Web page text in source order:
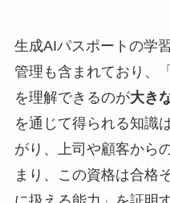
生成AIパスポートの学
管理も含まれており、
を理解できるのが大き
を通じて得られる知識
がり、上司や顧客から
まり、この資格は合格